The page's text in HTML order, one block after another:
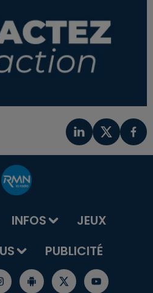
INFOS
JEUX
PUBLICITÉ